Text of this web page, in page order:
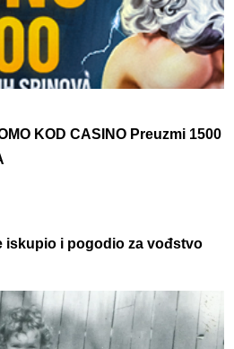
KOD CASINO Preuzmi 1500
iskupio i pogodio za vođstvo